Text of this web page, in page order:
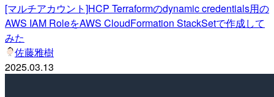
[マルチアカウント]HCP Terraformのdynamic credentials用の
AWS IAM RoleをAWS CloudFormation StackSetで作成して
みた
佐藤雅樹
2025.03.13